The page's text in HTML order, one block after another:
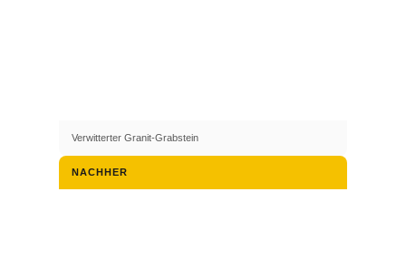
Verwitterter Granit-Grabstein
NACHHER